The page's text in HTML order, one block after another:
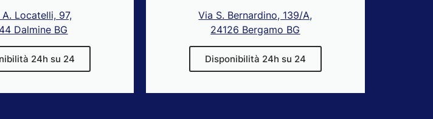
Locatelli, 97,
Dalmine BG
24h su 24
Via S. Bernardino, 139/A,
24126 Bergamo BG
Disponibilità 24h su 24